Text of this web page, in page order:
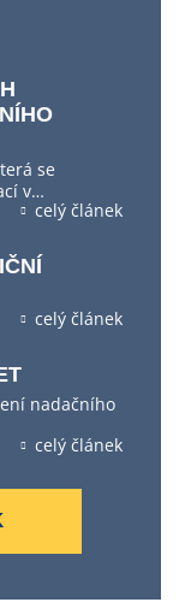
se
v…
celý článek
celý článek
nadačního
celý článek